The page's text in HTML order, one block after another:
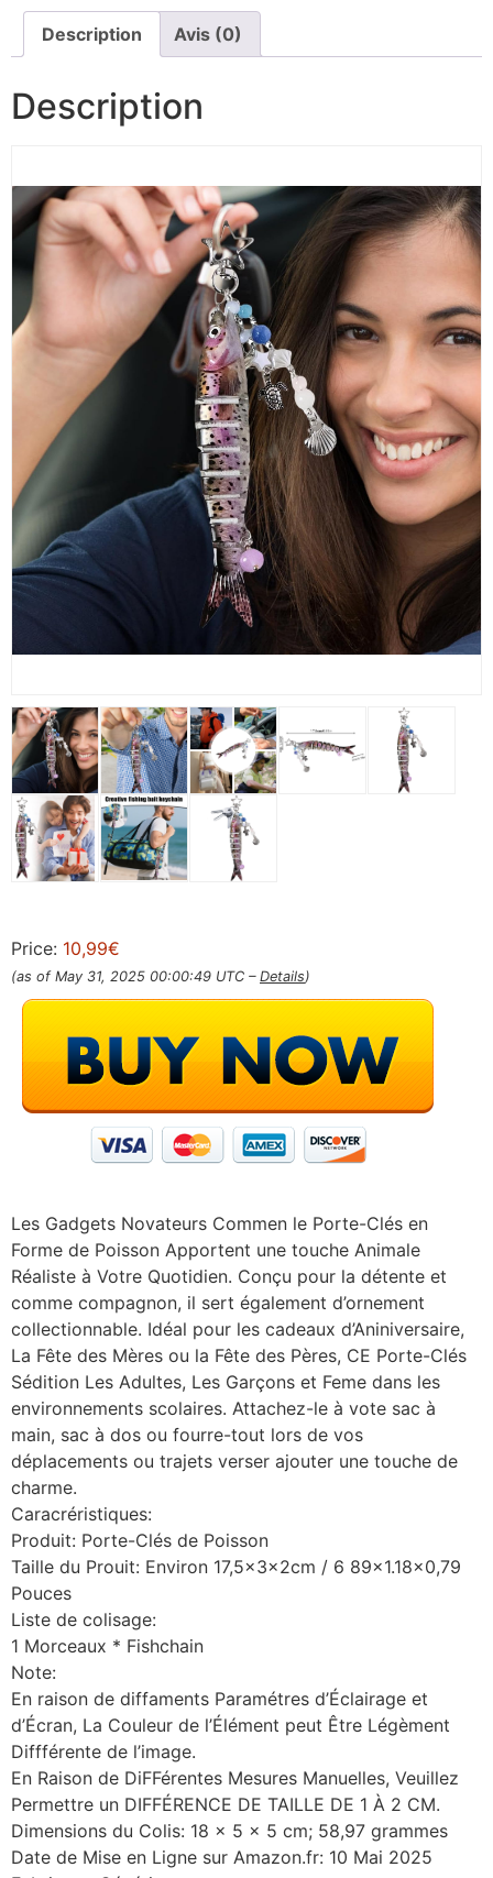
Description Avis (0)
Description
Price: 10,99€
(as of May 31, 2025 00:00:49 UTC – Details)
Les Gadgets Novateurs Commen le Porte-Clés en
Forme de Poisson Apportent une touche Animale
Réaliste à Votre Quotidien. Conçu pour la détente et
comme compagnon, il sert également d’ornement
collectionnable. Idéal pour les cadeaux d’Aniniversaire,
La Fête des Mères ou la Fête des Pères, CE Porte-Clés
Sédition Les Adultes, Les Garçons et Feme dans les
environnements scolaires. Attachez-le à vote sac à
main, sac à dos ou fourre-tout lors de vos
déplacements ou trajets verser ajouter une touche de
charme.
Caracréristiques:
Produit: Porte-Clés de Poisson
Taille du Prouit: Environ 17,5x3x2cm / 6 89×1.18×0,79
Pouces
Liste de colisage:
1 Morceaux * Fishchain
Note:
En raison de diffaments Paramétres d’Éclairage et
d’Écran, La Couleur de l’Élément peut Être Légèment
Diffférente de l’image.
En Raison de DiFFérentes Mesures Manuelles, Veuillez
Permettre un DIFFÉRENCE DE TAILLE DE 1 À 2 CM.
Dimensions du Colis: 18 x 5 x 5 cm; 58,97 grammes
Date de Mise en Ligne sur Amazon.fr: 10 Mai 2025